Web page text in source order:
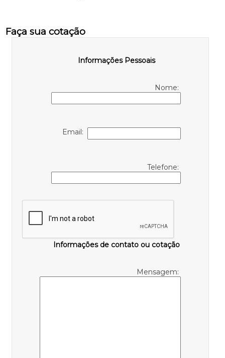
Faça sua cotação
Informações Pessoais
Nome:
Email:
Telefone:
Informações de contato ou cotação
Mensagem: